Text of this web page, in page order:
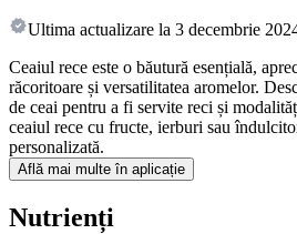
Ultima actualizare la 3 decembrie
Ceaiul rece este o băutură esențială,
răcoritoare și versatilitatea aromelor.
de ceai pentru a fi servite reci și
ceaiul rece cu fructe, ierburi sau
personalizată.
Află mai multe în aplicație
Nutrienți